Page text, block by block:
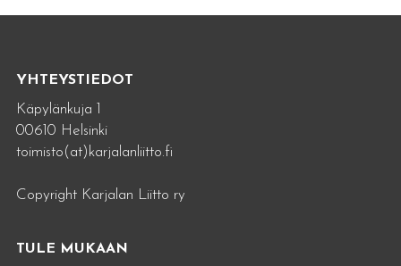
YHTEYSTIEDOT
Käpylänkuja 1
00610 Helsinki
toimisto(at)karjalanliitto.fi
Copyright Karjalan Liitto ry
TULE MUKAAN